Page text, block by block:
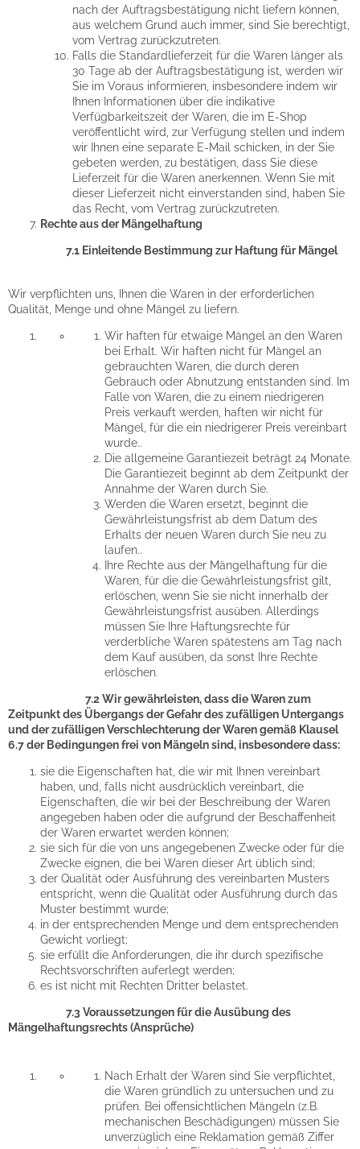
nach der Auftragsbestätigung nicht liefern können,
aus welchem Grund auch immer, sind Sie berechtigt,
vom Vertrag zurückzutreten.
Falls die Standardlieferzeit für die Waren länger als
30 Tage ab der Auftragsbestätigung ist, werden wir
Sie im Voraus informieren, insbesondere indem wir
Ihnen Informationen über die indikative
Verfügbarkeitszeit der Waren, die im E-Shop
veröffentlicht wird, zur Verfügung stellen und indem
wir Ihnen eine separate E-Mail schicken, in der Sie
gebeten werden, zu bestätigen, dass Sie diese
Lieferzeit für die Waren anerkennen. Wenn Sie mit
dieser Lieferzeit nicht einverstanden sind, haben Sie
das Recht, vom Vertrag zurückzutreten.
Rechte aus der Mängelhaftung
7.1 Einleitende Bestimmung zur Haftung für Mängel
Wir verpflichten uns, Ihnen die Waren in der erforderlichen
Qualität, Menge und ohne Mängel zu liefern.
Wir haften für etwaige Mängel an den Waren
bei Erhalt. Wir haften nicht für Mängel an
gebrauchten Waren, die durch deren
Gebrauch oder Abnutzung entstanden sind. Im
Falle von Waren, die zu einem niedrigeren
Preis verkauft werden, haften wir nicht für
Mängel, für die ein niedrigerer Preis vereinbart
wurde..
Die allgemeine Garantiezeit beträgt 24 Monate.
Die Garantiezeit beginnt ab dem Zeitpunkt der
Annahme der Waren durch Sie.
Werden die Waren ersetzt, beginnt die
Gewährleistungsfrist ab dem Datum des
Erhalts der neuen Waren durch Sie neu zu
laufen..
Ihre Rechte aus der Mängelhaftung für die
Waren, für die die Gewährleistungsfrist gilt,
erlöschen, wenn Sie sie nicht innerhalb der
Gewährleistungsfrist ausüben. Allerdings
müssen Sie Ihre Haftungsrechte für
verderbliche Waren spätestens am Tag nach
dem Kauf ausüben, da sonst Ihre Rechte
erlöschen.
7.2 Wir gewährleisten, dass die Waren zum
Zeitpunkt des Übergangs der Gefahr des zufälligen Untergangs
und der zufälligen Verschlechterung der Waren gemäß Klausel
6.7 der Bedingungen frei von Mängeln sind, insbesondere dass:
sie die Eigenschaften hat, die wir mit Ihnen vereinbart
haben, und, falls nicht ausdrücklich vereinbart, die
Eigenschaften, die wir bei der Beschreibung der Waren
angegeben haben oder die aufgrund der Beschaffenheit
der Waren erwartet werden können;
sie sich für die von uns angegebenen Zwecke oder für die
Zwecke eignen, die bei Waren dieser Art üblich sind;
der Qualität oder Ausführung des vereinbarten Musters
entspricht, wenn die Qualität oder Ausführung durch das
Muster bestimmt wurde;
in der entsprechenden Menge und dem entsprechenden
Gewicht vorliegt;
sie erfüllt die Anforderungen, die ihr durch spezifische
Rechtsvorschriften auferlegt werden;
es ist nicht mit Rechten Dritter belastet.
7.3 Voraussetzungen für die Ausübung des
Mängelhaftungsrechts (Ansprüche)
Nach Erhalt der Waren sind Sie verpflichtet,
die Waren gründlich zu untersuchen und zu
prüfen. Bei offensichtlichen Mängeln (z.B.
mechanischen Beschädigungen) müssen Sie
unverzüglich eine Reklamation gemäß Ziffer